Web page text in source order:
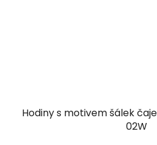
Hodiny s motivem šálek
02W